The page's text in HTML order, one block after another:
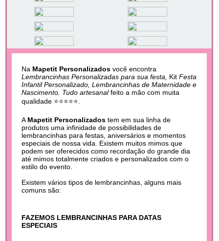
Na Mapetit Personalizadosvocê encontra
Lembrancinhas Personalizadas para sua festa, KitFesta
Infantil Personalizado, Lembrancinhas de Maternidade e
Nascimento. Tudo artesanalfeito a mão com muita
qualidade ⭐⭐⭐⭐⭐.
A Mapetit Personalizados tem em sua linha de
produtos uma infinidade de possibilidades de
lembrancinhas para festas, aniversários e momentos
especiais de nossa vida. Existem muitos mimos que
podem ser oferecidos como recordação do grande dia
até mimos totalmente criados e personalizados com o
estilo do evento.
Existem vários tipos de lembrancinhas, alguns mais
comuns são:
FAZEMOS LEMBRANCINHAS PARA DATAS
ESPECIAIS